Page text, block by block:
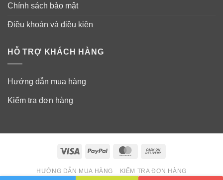
de Innerb Perfume -Bijou
Chính sách bảo mật
Điều khoản và điều kiện
HỖ TRỢ KHÁCH HÀNG
Hướng dẫn mua hàng
Kiểm tra đơn hàng
Visa PayPal MasterCard
Delivery
HƯỚNG DẪN MUA HÀNG KIỂM TRA ĐƠN HÀNG